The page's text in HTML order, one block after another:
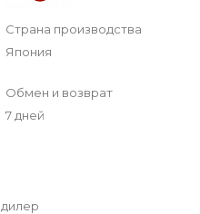
Страна производства
Япония
Обмен и возврат
7 дней